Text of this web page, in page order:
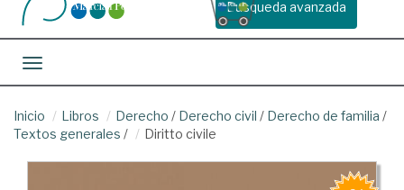
Busqueda avanzada
Toggle navigation
Inicio Libros Derecho / Derecho civil / Derecho de familia /
Textos generales / Diritto civile